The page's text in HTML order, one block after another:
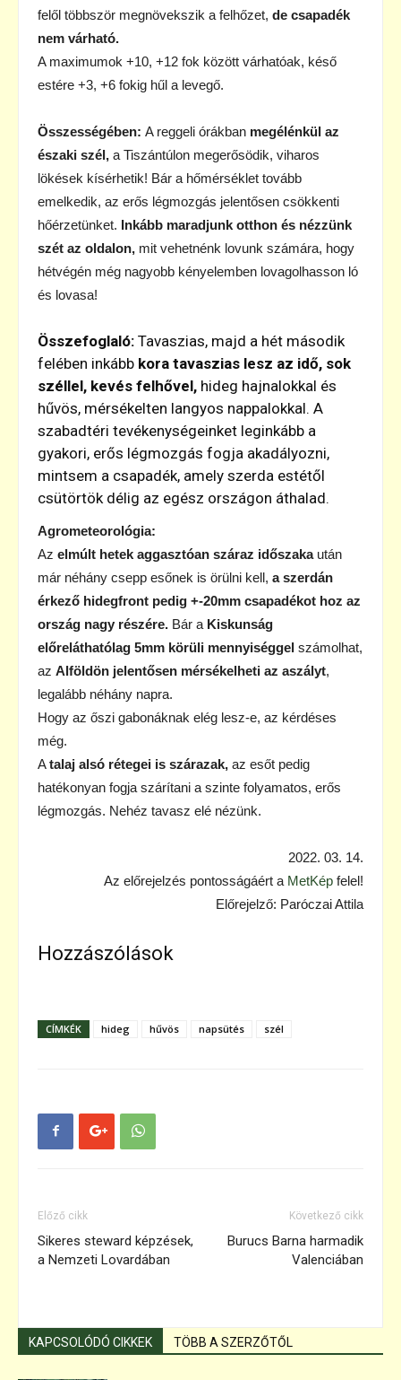
felől többször megnövekszik a felhőzet, de csapadék
nem várható.
A maximumok +10, +12 fok között várhatóak, késő
estére +3, +6 fokig hűl a levegő.
Összességében: A reggeli órákban megélénkül az
északi szél, a Tiszántúlon megerősödik, viharos
lökések kísérhetik! Bár a hőmérséklet tovább
emelkedik, az erős légmozgás jelentősen csökkenti
hőérzetünket. Inkább maradjunk otthon és nézzünk
szét az oldalon, mit vehetnénk lovunk számára, hogy
hétvégén még nagyobb kényelemben lovagolhasson ló
és lovasa!
Összefoglaló: Tavaszias, majd a hét második
felében inkább kora tavaszias lesz az idő, sok
széllel, kevés felhővel, hideg hajnalokkal és
hűvös, mérsékelten langyos nappalokkal. A
szabadtéri tevékenységeinket leginkább a
gyakori, erős légmozgás fogja akadályozni,
mintsem a csapadék, amely szerda estétől
csütörtök délig az egész országon áthalad.
Agrometeorológia:
Az elmúlt hetek aggasztóan száraz időszakaután
már néhány csepp esőnek is örülni kell, a szerdán
érkező hidegfront pedig +-20mm csapadékot hoz az
ország nagy részére. Bár a Kiskunság
előreláthatólag 5mm körüli mennyiséggel számolhat,
az Alföldön jelentősen mérsékelheti az aszályt,
legalább néhány napra.
Hogy az őszi gabonáknak elég lesz-e, az kérdéses
még.
Atalaj alsó rétegei is szárazak, az esőt pedig
hatékonyan fogja szárítani a szinte folyamatos, erős
légmozgás. Nehéz tavasz elé nézünk.
2022. 03. 14.
Az előrejelzés pontosságáért a MetKép felel!
Előrejelző: Paróczai Attila
Hozzászólások
CÍMKÉK hideg hűvös napsütés szél
Előző cikk
Sikeres steward képzések,
a Nemzeti Lovardában
Következő cikk
Burucs Barna harmadik
Valenciában
KAPCSOLÓDÓ CIKKEK TÖBB A SZERZŐTŐL